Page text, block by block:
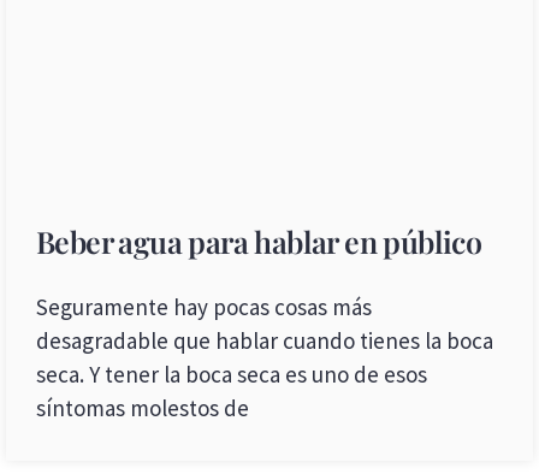
Beber agua para hablar en público
Seguramente hay pocas cosas más
desagradable que hablar cuando tienes la boca
seca. Y tener la boca seca es uno de esos
síntomas molestos de